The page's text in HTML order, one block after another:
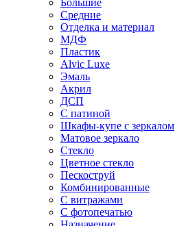
Большие
Средние
Отделка и материал
МДФ
Пластик
Alvic Luxe
Эмаль
Акрил
ДСП
С патиной
Шкафы-купе с зеркалом
Матовое зеркало
Стекло
Цветное стекло
Пескоструй
Комбинированные
С витражами
С фотопечатью